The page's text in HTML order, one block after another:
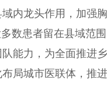
内龙头作用，加强
数患者留在县域范
能力，为全面推进
局城市医联体，推